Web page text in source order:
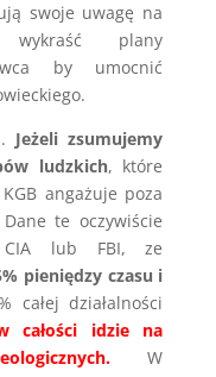
swoje uwagę na
plany
by umocnić
Jeżeli zsumujemy
ludzkich, które
angażuje poza
te oczywiście
CIA lub FBI, ze
pieniędzy czasu i
całej działalności
całości idzie na
W